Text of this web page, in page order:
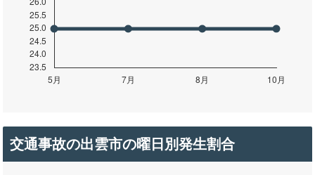
交通事故の出雲市の曜日別発生割合